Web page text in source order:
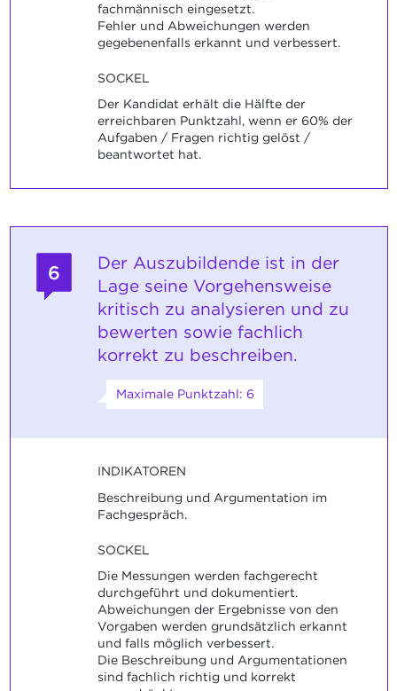
fachmännisch eingesetzt.
Fehler und Abweichungen werden
gegebenenfalls erkannt und verbessert.
SOCKEL
Der Kandidat erhält die Hälfte der
erreichbaren Punktzahl, wenn er 60% der
Aufgaben / Fragen richtig gelöst /
beantwortet hat.
6
Der Auszubildende ist in der
Lage seine Vorgehensweise
kritisch zu analysieren und zu
bewerten sowie fachlich
korrekt zu beschreiben.
Maximale Punktzahl: 6
INDIKATOREN
Beschreibung und Argumentation im
Fachgespräch.
SOCKEL
Die Messungen werden fachgerecht
durchgeführt und dokumentiert.
Abweichungen der Ergebnisse von den
Vorgaben werden grundsätzlich erkannt
und falls möglich verbessert.
Die Beschreibung und Argumentationen
sind fachlich richtig und korrekt